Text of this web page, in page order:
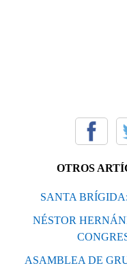
OTROS
SANTA
NÉSTOR
ASAMBLEA DE